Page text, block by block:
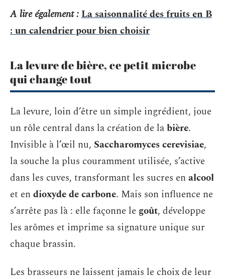
A lire également :La saisonnalité des fruits en B
: un calendrier pour bien choisir
La levure de bière, ce petit microbe
qui change tout
La levure, loin d’être un simple ingrédient, joue
un rôle central dans la création de labière.
Invisible à l’œil nu, Saccharomyces cerevisiae,
la souche la plus couramment utilisée, s’active
dans les cuves, transformant les sucres enalcool
et endioxyde de carbone. Mais son influence ne
s’arrête pas là : elle façonne le goût, développe
les arômes et imprime sa signature unique sur
chaque brassin.
Les brasseurs ne laissent jamais le choix de leur